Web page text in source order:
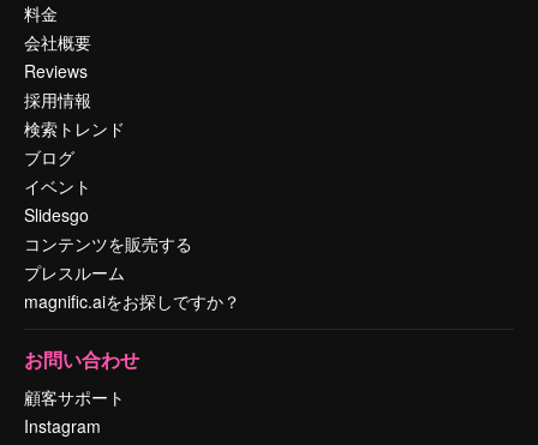
料金
会社概要
Reviews
採用情報
検索トレンド
ブログ
イベント
Slidesgo
コンテンツを販売する
プレスルーム
magnific.aiをお探しですか？
お問い合わせ
顧客サポート
Instagram